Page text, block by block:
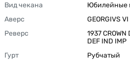
Вид чекана
Юбилейные
Аверс
GEORGIVS
Реверс
1937 CROWN
DEF IND IMP
Гурт
Рубчатый